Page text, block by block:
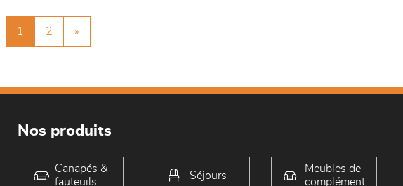
1 2 »
Nos produits
Canapés &
fauteuils
Séjours
Meubles de
complément